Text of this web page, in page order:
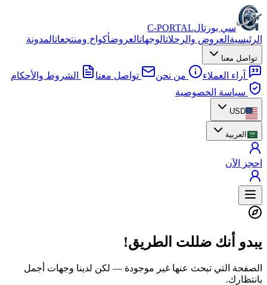
سي بورتالC-PORTAL
الرئيسية العروض والرحلاتالوجهاتالعروضأكواخ ومنتجعاتالمدونة
تواصل معنا
آراء العملاء من نحن تواصل معنا
الشروط والأحكام
سياسة الخصوصية
USD
العربية
احجز الآن
يبدو أنك ضللت الطريق!
الصفحة التي تبحث عنها غير موجودة — لكن لدينا وجهات أجمل
بانتظارك.